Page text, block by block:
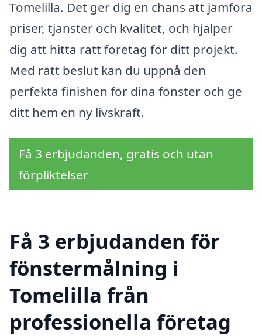
Tomelilla. Det ger dig en chans att jämföra
priser, tjänster och kvalitet, och hjälper
dig att hitta rätt företag för ditt projekt.
Med rätt beslut kan du uppnå den
perfekta finishen för dina fönster och ge
ditt hem en ny livskraft.
Få 3 erbjudanden, gratis och utan
förpliktelser
Få 3 erbjudanden för
fönstermålning i
Tomelilla från
professionella företag